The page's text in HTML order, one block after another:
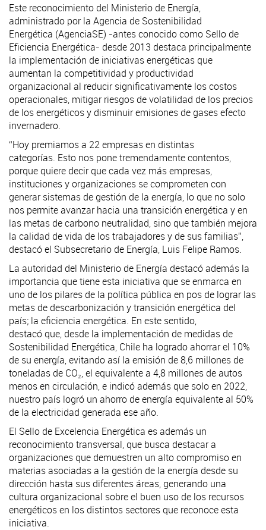
Este reconocimiento del Ministerio de Energía,
administrado por la Agencia de Sostenibilidad
Energética (AgenciaSE) -antes conocido como Sello de
Eficiencia Energética- desde 2013 destaca principalmente
la implementación de iniciativas energéticas que
aumentan la competitividad y productividad
organizacional al reducir significativamente los costos
operacionales, mitigar riesgos de volatilidad de los precios
de los energéticos y disminuir emisiones de gases efecto
invernadero.
“Hoy premiamos a 22 empresas en distintas
categorías. Esto nos pone tremendamente contentos,
porque quiere decir que cada vez más empresas,
instituciones y organizaciones se comprometen con
generar sistemas de gestión de la energía, lo que no solo
nos permite avanzar hacia una transición energética y en
las metas de carbono neutralidad, sino que también mejora
la calidad de vida de los trabajadores y de sus familias”,
destacó el Subsecretario de Energía, Luis Felipe Ramos.
La autoridad del Ministerio de Energía destacó además la
importancia que tiene esta iniciativa que se enmarca en
uno de los pilares de la política pública en pos de lograr las
metas de descarbonización y transición energética del
país; la eficiencia energética. En este sentido,
destacó que, desde la implementación de medidas de
Sostenibilidad Energética, Chile ha logrado ahorrar el 10%
de su energía, evitando así la emisión de 8,6 millones de
toneladas de CO₂, el equivalente a 4,8 millones de autos
menos en circulación, e indicó además que solo en 2022,
nuestro país logró un ahorro de energía equivalente al 50%
de la electricidad generada ese año.
El Sello de Excelencia Energética es además un
reconocimiento transversal, que busca destacar a
organizaciones que demuestren un alto compromiso en
materias asociadas a la gestión de la energía desde su
dirección hasta sus diferentes áreas, generando una
cultura organizacional sobre el buen uso de los recursos
energéticos en los distintos sectores que reconoce esta
iniciativa.